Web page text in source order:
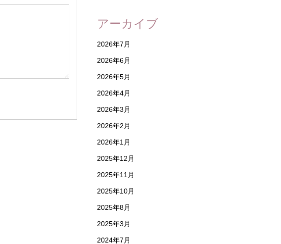
アーカイブ
2026年7月
2026年6月
2026年5月
2026年4月
2026年3月
2026年2月
2026年1月
2025年12月
2025年11月
2025年10月
2025年8月
2025年3月
2024年7月